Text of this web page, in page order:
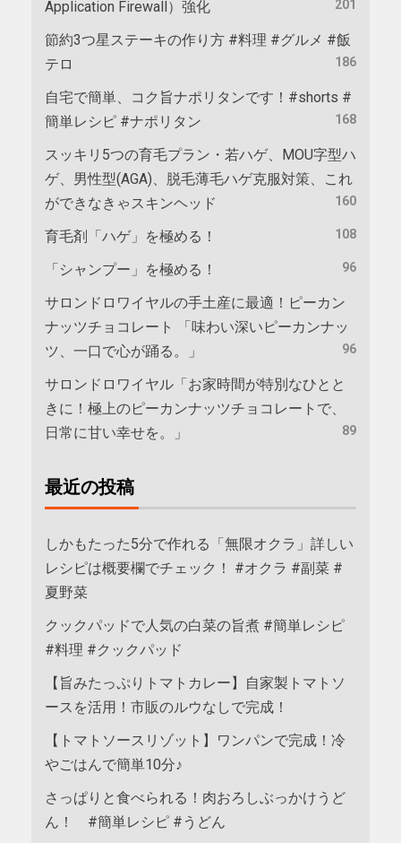
Application Firewall）強化
201
節約3つ星ステーキの作り方 #料理 #グルメ #飯
テロ
186
自宅で簡単、コク旨ナポリタンです！#shorts #
簡単レシピ #ナポリタン
168
スッキリ5つの育毛プラン・若ハゲ、MOU字型ハ
ゲ、男性型(AGA)、脱毛薄毛ハゲ克服対策、これ
ができなきゃスキンヘッド
160
育毛剤「ハゲ」を極める！ 108
「シャンプー」を極める！ 96
サロンドロワイヤルの手土産に最適！ピーカン
ナッツチョコレート 「味わい深いピーカンナッ
ツ、一口で心が踊る。」
96
サロンドロワイヤル「お家時間が特別なひとと
きに！極上のピーカンナッツチョコレートで、
日常に甘い幸せを。」
89
最近の投稿
しかもたった5分で作れる「無限オクラ」詳しい
レシピは概要欄でチェック！ #オクラ #副菜 #
夏野菜
クックパッドで人気の白菜の旨煮 #簡単レシピ
#料理 #クックパッド
【旨みたっぷりトマトカレー】自家製トマトソ
ースを活用！市販のルウなしで完成！
【トマトソースリゾット】ワンパンで完成！冷
やごはんで簡単10分♪
さっぱりと食べられる！肉おろしぶっかけうど
ん！ #簡単レシピ #うどん